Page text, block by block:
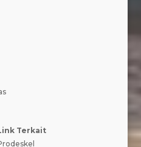
Terkait